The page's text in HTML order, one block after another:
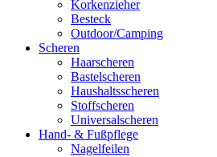
Korkenzieher
Besteck
Outdoor/Camping
Scheren
Haarscheren
Bastelscheren
Haushaltsscheren
Stoffscheren
Universalscheren
Hand- & Fußpflege
Nagelfeilen